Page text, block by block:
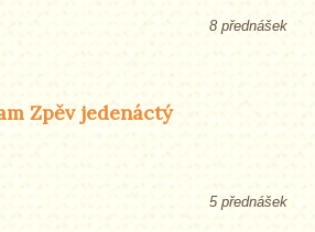
8 přednášek
Zpěv jedenáctý
5 přednášek